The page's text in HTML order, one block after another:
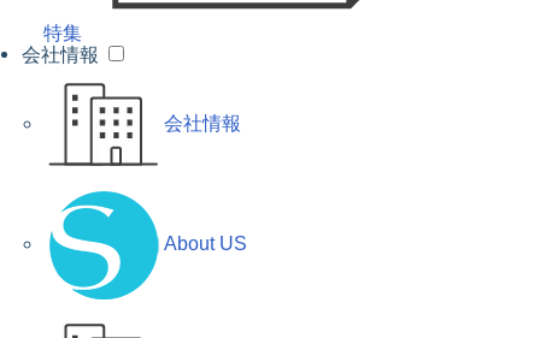
特集
会社情報
会社情報
About US